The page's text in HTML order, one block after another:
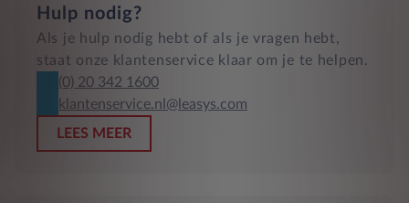
Hulp nodig?
Als je hulp nodig hebt of als je vragen hebt,
staat onze klantenservice klaar om je te helpen.
(0) 20 342 1600
klantenservice.nl@leasys.com
LEES MEER